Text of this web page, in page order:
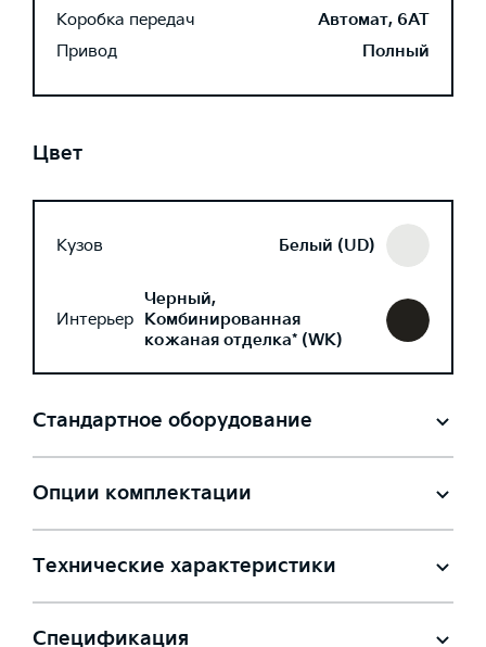
Коробка передач
Автомат, 6AT
Привод
Полный
Цвет
Кузов Белый (UD)
Интерьер
Черный,
Комбинированная
кожаная отделка* (WK)
Стандартное оборудование
Опции комплектации
Технические характеристики
Спецификация